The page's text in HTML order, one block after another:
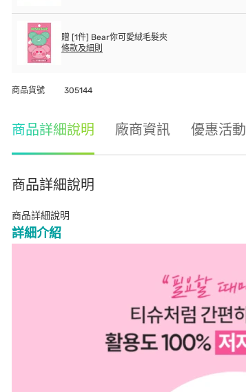
贈 [1件] Bear你可愛絨毛髮夾
條款及細則
商品貨號 305144
商品詳細說明 廠商資訊 優惠活動
商品詳細說明
商品詳細說明
詳細介紹